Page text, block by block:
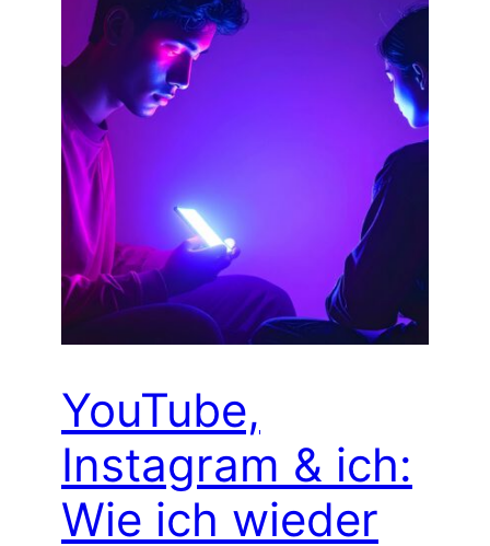
YouTube,
Instagram & ich:
Wie ich wieder